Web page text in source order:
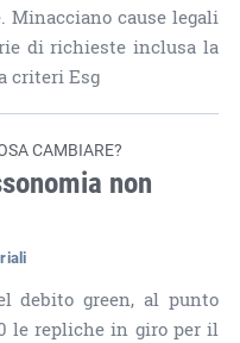
Minacciano cause legali
di richieste inclusa la
criteri Esg
CAMBIARE?
non
debito green, al punto
le repliche in giro per il